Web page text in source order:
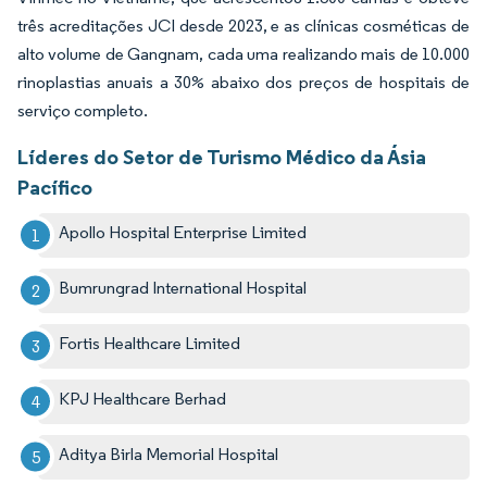
três acreditações JCI desde 2023, e as clínicas cosméticas de
alto volume de Gangnam, cada uma realizando mais de 10.000
rinoplastias anuais a 30% abaixo dos preços de hospitais de
serviço completo.
Líderes do Setor de Turismo Médico da Ásia
Pacífico
Apollo Hospital Enterprise Limited
Bumrungrad International Hospital
Fortis Healthcare Limited
KPJ Healthcare Berhad
Aditya Birla Memorial Hospital